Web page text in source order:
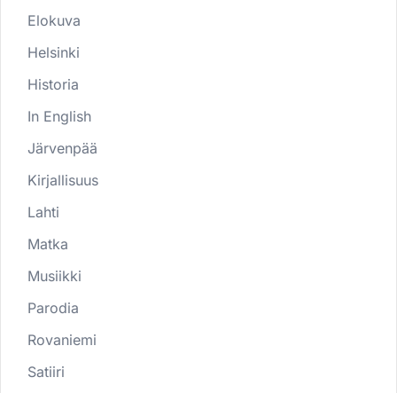
Elokuva
Helsinki
Historia
In English
Järvenpää
Kirjallisuus
Lahti
Matka
Musiikki
Parodia
Rovaniemi
Satiiri